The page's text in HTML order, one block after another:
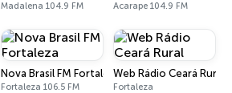
Madalena 104.9 FM Acarape 104.9 FM
Nova Brasil FM Fortaleza
Fortaleza 106.5 FM
Web Rádio Ceará Rural
Fortaleza